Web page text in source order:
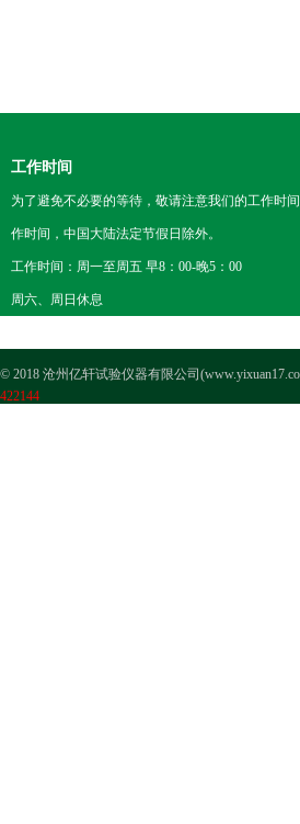
工作时间
为了避免不必要的等待，敬请注意我们的工作时
作时间，中国大陆法定节假日除外。
工作时间：周一至周五 早8：00-晚5：00
周六、周日休息
© 2018 沧州亿轩试验仪器有限公司
422144